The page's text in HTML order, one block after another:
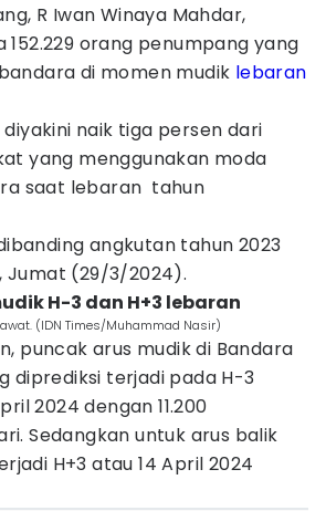
R Iwan Winaya Mahdar,
152.229 orang penumpang yang
di momen mudik lebaran
naik tiga persen dari
yang menggunakan moda
saat lebaran tahun
angkutan tahun 2023
Jumat (29/3/2024).
H-3 dan H+3 lebaran
(IDN Times/Muhammad Nasir)
puncak arus mudik di Bandara
diprediksi terjadi pada H-3
2024 dengan 11.200
Sedangkan untuk arus balik
H+3 atau 14 April 2024